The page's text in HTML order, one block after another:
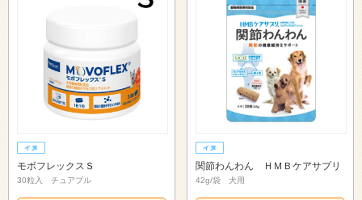
モボフレックスＳ
30粒入 チュアブル
関節わんわん ＨＭＢケアサプリ
42g/袋 犬用